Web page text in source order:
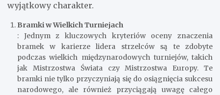
wyjątkowy charakter.
Bramki w Wielkich Turniejach
: Jednym z kluczowych kryteriów oceny znaczenia
bramek w karierze lidera strzelców są te zdobyte
podczas wielkich międzynarodowych turniejów, takich
jak Mistrzostwa Świata czy Mistrzostwa Europy. Te
bramki nie tylko przyczyniają się do osiągnięcia sukcesu
narodowego, ale również przyciągają uwagę całego